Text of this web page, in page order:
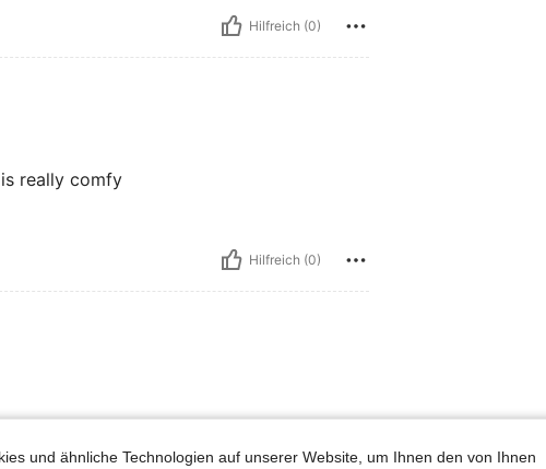
Hilfreich (0)
really comfy
Hilfreich (0)
und ähnliche Technologien auf unserer Website, um Ihnen den von Ihnen